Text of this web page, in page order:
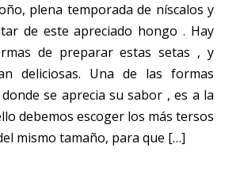
plena temporada de níscalos y
de este apreciado hongo . Hay
de preparar estas setas , y
deliciosas. Una de las formas
se aprecia su sabor , es a la
debemos escoger los más tersos
mismo tamaño, para que […]